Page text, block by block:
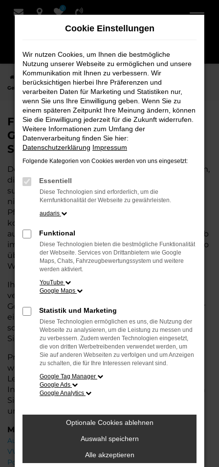
Zum
0
Startseite Achim VW VW Taigo
Finden Sie Ihren VW Taigo
Gebrauchtwagen für Achim bei Schmidt + Koch
Finden Sie Ihren VW Taigo
Gebrauchtwagen für Achim bei
Schmidt + Koch
Der VW Taigo ist die perfekte Wahl für alle in Achim,
die ein zuverlässiges und modernes Fahrzeug
suchen. Mit seiner erstklassigen Ausstattung, der
niedrigen Laufleistung und der ausgezeichneten
Pflege ist dieser Gebrauchtwagen eine
kostengünstige Alternative zum Neuwagen, ohne
auf Komfort und Qualität verzichten zu müssen. Ob
im Stadtverkehr oder für längere Fahrten, der Taigo
überzeugt durch Fahrkomfort, Sicherheit und
Wirtschaftlichkeit.
Ihr VW Autohaus in Achim ist Ihr
vertrauenswürdiger Partner, wenn es um
Gebrauchtwagen geht. Wir bieten Ihnen nicht nur
eine große Auswahl an geprüften Fahrzeugen,
sondern auch eine fachkundige Beratung, damit
Sie das für Sie passende Modell finden.
Profitieren Sie von unseren zusätzlichenServices
wie attraktiven Finanzierungsmöglichkeiten,
Leasingangeboten und der bequemen
Inzahlungnahme Ihres alten Fahrzeugs. Besuchen
Sie uns und überzeugen Sie sich von der Qualität
und dem Service, den wir Ihnen bieten!
Marken
Audi
VW
Porsche
Cookie Einstellungen
Wir nutzen Cookies, um Ihnen die bestmögliche
Nutzung unserer Webseite zu ermöglichen und unsere
Kommunikation mit Ihnen zu verbessern. Wir
berücksichtigen hierbei Ihre Präferenzen und
verarbeiten Daten für Marketing und Statistiken nur,
wenn Sie uns Ihre Einwilligung geben. Wenn Sie zu
einem späteren Zeitpunkt Ihre Meinung ändern, können
Sie die Einwilligung jederzeit für die Zukunft widerrufen.
Weitere Informationen zum Umfang der
Datenverarbeitung finden Sie hier:
Datenschutzerklärung Impressum
Folgende Kategorien von Cookies werden von uns eingesetzt:
Essentiell
Diese Technologien sind erforderlich, um die
Kernfunktionalität der Webseite zu gewährleisten.
audaris
Funktional
Diese Technologien bieten die bestmögliche Funktionalität
der Webseite. Services von Drittanbietern wie Google
Maps, Chats, Fahrzeugbewertungssystem und weitere
werden aktiviert.
YouTube
Google Maps
Statistik und Marketing
Diese Technologien ermöglichen es uns, die Nutzung der
Webseite zu analysieren, um die Leistung zu messen und
zu verbessern. Zudem werden Technologien eingesetzt,
die von dritten Werbetreibenden verwendet werden, um
Sie auf anderen Webseiten zu verfolgen und um Anzeigen
zu schalten, die für Ihre Interessen relevant sind.
Google Tag Manager
Google Ads
Google Analytics
Optionale Cookies ablehnen
Auswahl speichern
Alle akzeptieren